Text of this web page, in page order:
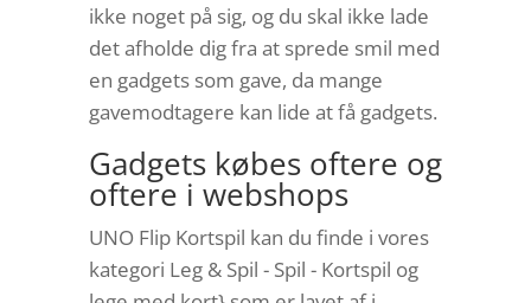
ikke noget på sig, og du skal ikke lade
det afholde dig fra at sprede smil med
en gadgets som gave, da mange
gavemodtagere kan lide at få gadgets.
Gadgets købes oftere og
oftere i webshops
UNO Flip Kortspil kan du finde i vores
kategori Leg & Spil - Spil - Kortspil og